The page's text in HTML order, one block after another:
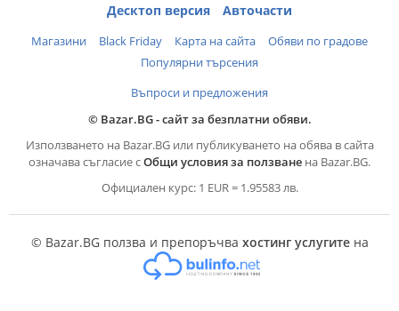
Десктоп версия
Авточасти
Магазини Black Friday Карта на сайта
Обяви по градове
Популярни търсения
Въпроси и предложения
© Bazar.BG - сайт за безплатни обяви.
Използването на Bazar.BG или публикуването на обява в сайта
означава съгласие сОбщи условия за ползване на Bazar.BG.
Официален курс: 1 EUR = 1.95583 лв.
© Bazar.BG ползва и препоръчва хостинг услугитена